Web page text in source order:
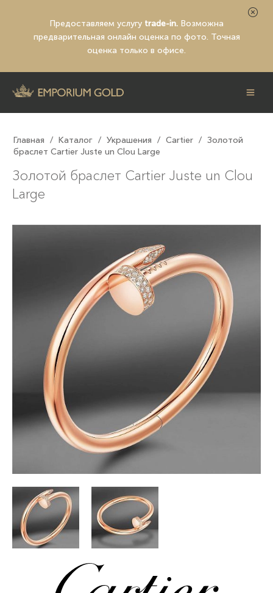
Предоставляем услугу trade-in. Возможна
предварительная онлайн оценка по фото. Точная
оценка только в офисе.
Главная / Каталог / Украшения / Cartier / Золотой
браслет Cartier Juste un Clou Large
Золотой браслет Cartier Juste un Clou
Large